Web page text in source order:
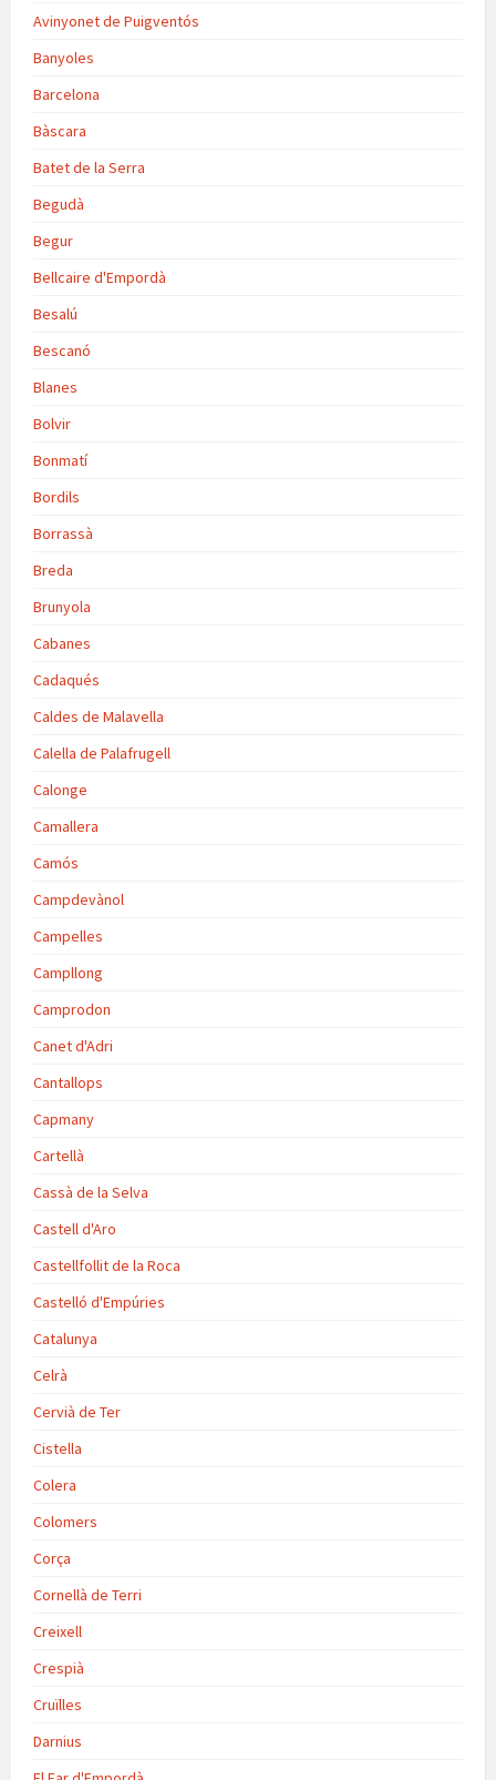
Avinyonet de Puigventós
Banyoles
Barcelona
Bàscara
Batet de la Serra
Begudà
Begur
Bellcaire d'Empordà
Besalú
Bescanó
Blanes
Bolvir
Bonmatí
Bordils
Borrassà
Breda
Brunyola
Cabanes
Cadaqués
Caldes de Malavella
Calella de Palafrugell
Calonge
Camallera
Camós
Campdevànol
Campelles
Campllong
Camprodon
Canet d'Adri
Cantallops
Capmany
Cartellà
Cassà de la Selva
Castell d'Aro
Castellfollit de la Roca
Castelló d'Empúries
Catalunya
Celrà
Cervià de Ter
Cistella
Colera
Colomers
Corça
Cornellà de Terri
Creixell
Crespià
Cruïlles
Darnius